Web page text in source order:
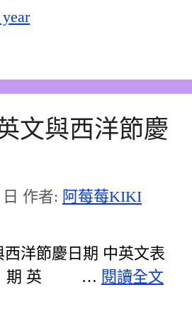
文與西洋節慶
作者: 阿莓莓KIKI
洋節慶日期 中英文表
期 英 … 閱讀全文